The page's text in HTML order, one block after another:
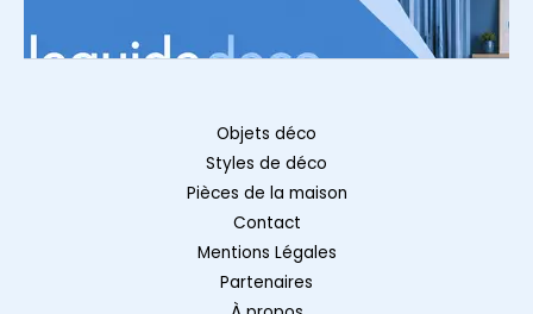
Objets déco
Styles de déco
Pièces de la maison
Contact
Mentions Légales
Partenaires